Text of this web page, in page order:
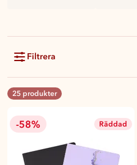
Filtrera
25 produkter
-58% Räddad